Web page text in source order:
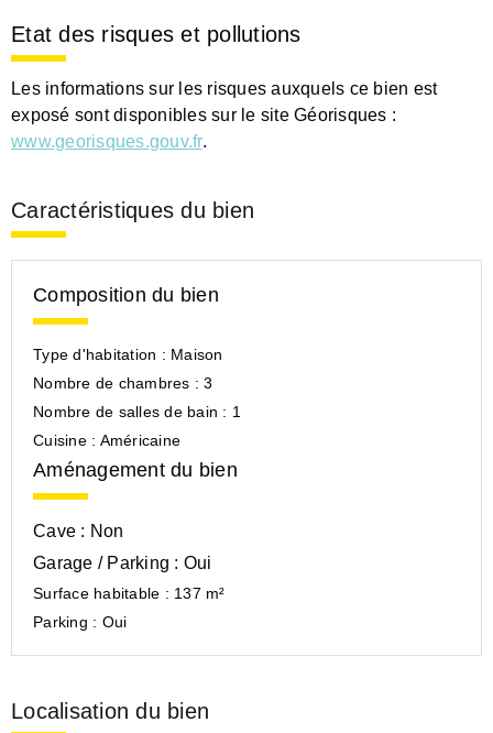
Etat des risques et pollutions
Les informations sur les risques auxquels ce bien est
exposé sont disponibles sur le site Géorisques :
www.georisques.gouv.fr.
Caractéristiques du bien
Composition du bien
Type d'habitation : Maison
Nombre de chambres :3
Nombre de salles de bain : 1
Cuisine : Américaine
Aménagement du bien
Cave : Non
Garage / Parking : Oui
Surface habitable : 137 m²
Parking : Oui
Localisation du bien